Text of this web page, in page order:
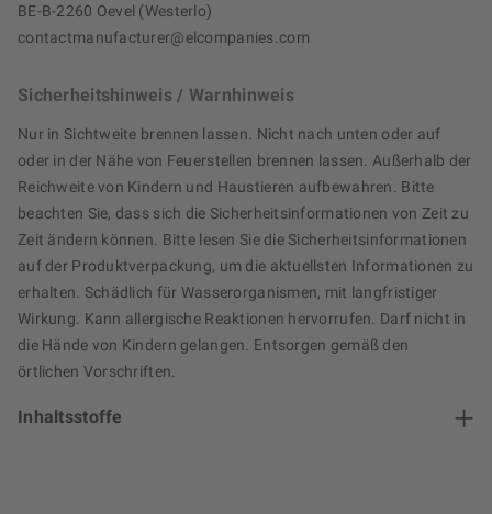
BE-B-2260 Oevel (Westerlo)
contactmanufacturer@elcompanies.com
Sicherheitshinweis / Warnhinweis
Nur in Sichtweite brennen lassen. Nicht nach unten oder auf
oder in der Nähe von Feuerstellen brennen lassen. Außerhalb der
Reichweite von Kindern und Haustieren aufbewahren. Bitte
beachten Sie, dass sich die Sicherheitsinformationen von Zeit zu
Zeit ändern können. Bitte lesen Sie die Sicherheitsinformationen
auf der Produktverpackung, um die aktuellsten Informationen zu
erhalten. Schädlich für Wasserorganismen, mit langfristiger
Wirkung. Kann allergische Reaktionen hervorrufen. Darf nicht in
die Hände von Kindern gelangen. Entsorgen gemäß den
örtlichen Vorschriften.
Inhaltsstoffe